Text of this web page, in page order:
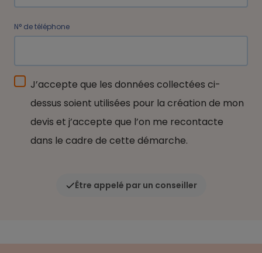
N° de téléphone
J’accepte que les données collectées ci-
dessus soient utilisées pour la création de mon
devis et j’accepte que l’on me recontacte
dans le cadre de cette démarche.
Être appelé par un conseiller